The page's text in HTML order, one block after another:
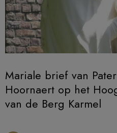
Mariale brief van
Hoornaert op het
van de Berg Karmel